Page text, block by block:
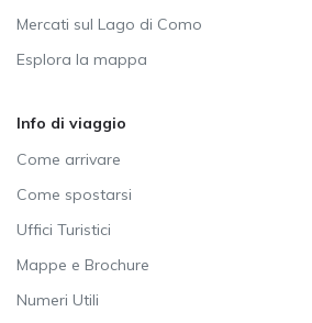
Mercati sul Lago di Como
Esplora la mappa
Info di viaggio
Come arrivare
Come spostarsi
Uffici Turistici
Mappe e Brochure
Numeri Utili